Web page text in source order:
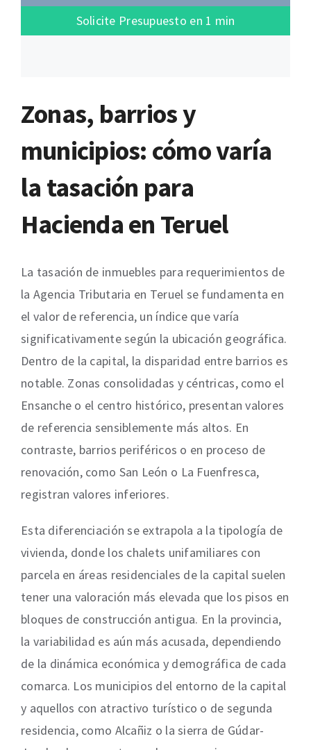
Solicite Presupuesto en 1 min
Zonas, barrios y
municipios: cómo varía
la tasación para
Hacienda en Teruel
La tasación de inmuebles para requerimientos de
la Agencia Tributaria en Teruel se fundamenta en
el valor de referencia, un índice que varía
significativamente según la ubicación geográfica.
Dentro de la capital, la disparidad entre barrios es
notable. Zonas consolidadas y céntricas, como el
Ensanche o el centro histórico, presentan valores
de referencia sensiblemente más altos. En
contraste, barrios periféricos o en proceso de
renovación, como San León o La Fuenfresca,
registran valores inferiores.
Esta diferenciación se extrapola a la tipología de
vivienda, donde los chalets unifamiliares con
parcela en áreas residenciales de la capital suelen
tener una valoración más elevada que los pisos en
bloques de construcción antigua. En la provincia,
la variabilidad es aún más acusada, dependiendo
de la dinámica económica y demográfica de cada
comarca. Los municipios del entorno de la capital
y aquellos con atractivo turístico o de segunda
residencia, como Alcañiz o la sierra de Gúdar-